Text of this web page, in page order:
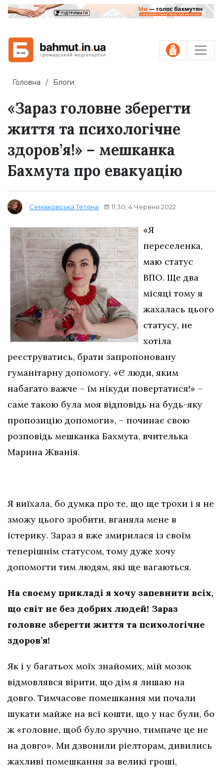
Головна Блоги
«Зараз головне зберегти
життя та психологічне
здоров’я!» – мешканка
Бахмута про евакуацію
Семаковська Тетяна 11:30, 4 Червня 2022
«Я
переселенка,
маю статус
ВПО. Ще два
місяці тому я
жахалась цього
статусу, не
хотіла
реєструватись, брати запропоновану
гуманітарну допомогу. «Є люди, яким
набагато важче – їм нікуди повертатися!» –
саме такою була моя відповідь на будь-яку
пропозицію допомоги», – починає свою
розповідь мешканка Бахмута, вчителька
Марина Жванія.
Я виїхала, бо думка про те, що ще трохи і я не
зможу цього зробити, вганяла мене в
істерику. Зараз я вже змирилася із своїм
теперішнім статусом, тому дуже хочу
допомогти тим людям, які ще вагаються.
На своєму прикладі я хочу запевнити всіх,
що світ не без добрих людей! Зараз
головне зберегти життя та психологічне
здоров’я!
Як і у багатьох моїх знайомих, мій мозок
відмовлявся вірити, що дім я лишаю на
довго. Тимчасове помешкання ми почали
шукати майже на всі кошти, що у нас були, бо
ж «головне, щоб було зручно, тимпаче це не
на довго». Ми дзвонили ріелторам, дивились
жахливі помешкання за великі гроші,